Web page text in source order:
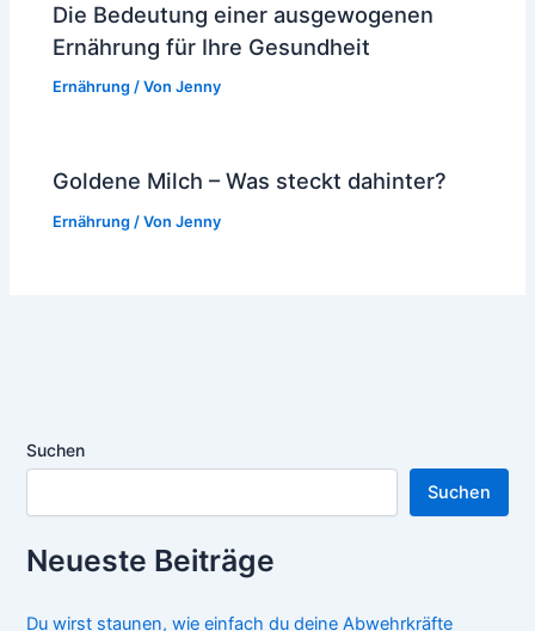
Die Bedeutung einer ausgewogenen
Ernährung für Ihre Gesundheit
Ernährung / VonJenny
Goldene Milch – Was steckt dahinter?
Ernährung / VonJenny
Suchen
Suchen
Neueste Beiträge
Du wirst staunen, wie einfach du deine Abwehrkräfte